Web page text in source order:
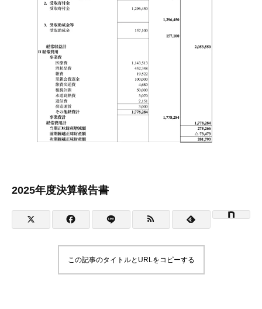
2025年度決算報告書
この記事のタイトルとURLをコピーする